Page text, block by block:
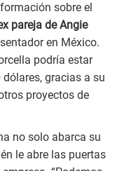
sobre el
pareja de Angie
en México.
podría estar
gracias a su
proyectos de
no solo abarca su
le abre las puertas